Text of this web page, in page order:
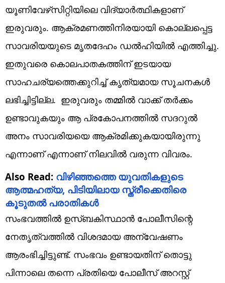
യൂണിവേഴ്‌സിറ്റിയിലെ വിദ്യാര്‍ത്ഥികളാണ്
ഇരുവരും. ആക്രമണത്തിനിരയായി കൊല്ലപ്പെട്ട
സാവരിയയുടെ മൃതദേഹം ഡല്‍ഹിയില്‍ എത്തിച്ചു.
ഇതുവരെ കൊലപാതകത്തിന് ഇടയായ
സാഹചര്യത്തെക്കുറിച്ച് കൃത്യമായ സൂചനകള്‍
ലഭിച്ചിട്ടില്ല. ഇരുവരും തമ്മില്‍ വാക്ക് തര്‍ക്കം
ഉണ്ടാവുകയും ആ പ്രകോപനത്തില്‍ സദറുല്‍
അനം സാവരിയയെ ആക്രമിക്കുകയായിരുന്നു
എന്നാണ് എന്നാണ് നിലവില്‍ വരുന്ന വിവരം.
Also Read: വിഴിഞ്ഞത്തെ യുവതികളുടെ
ആത്മഹത്യ, പിടിയിലായ സ്ത്രീക്കെതിരെ
കൂടുതല്‍ പരാതികള്‍
സംഭവത്തില്‍ ഉസ്ബകിസ്ഥാന്‍ പോലീസിന്റെ
നേതൃത്വത്തില്‍ വിശദമായ അന്വേഷണം
ആരംഭിച്ചിട്ടുണ്ട്. സംഭവം ഉണ്ടായതിന് തൊട്ടു
പിന്നാലെ തന്നെ പ്രതിയെ പോലീസ് അറസ്റ്റ്